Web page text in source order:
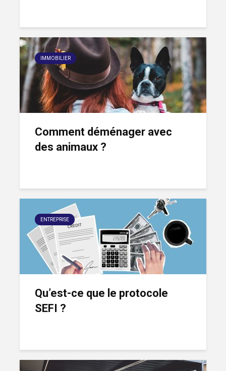
IMMOBILIER
Comment déménager avec
des animaux ?
ENTREPRISE
Qu’est-ce que le protocole
SEFI ?